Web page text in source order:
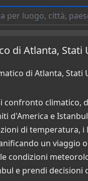
di Atlanta,
di Atlanta,
climatico,
d'America e
di temperatura,
un viaggio
condizioni
e prendi